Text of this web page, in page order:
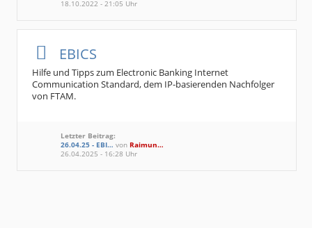
18.10.2022 - 21:05 Uhr
EBICS
Hilfe und Tipps zum Electronic Banking Internet
Communication Standard, dem IP-basierenden Nachfolger
von FTAM.
Letzter Beitrag:
26.04.25 - EBI… von Raimun…
26.04.2025 - 16:28 Uhr